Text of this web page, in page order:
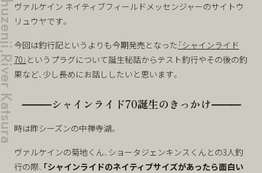
ヴァルケイン ネイティブフィールドメッセンジャーのサイトウ
リュウヤです。
今回は釣行記というよりも今期発売となった「シャインライド
70」 というプラグについて誕生秘話からテスト釣行やその後の釣
果など、少し長めにお話ししたいと思います。
⸻シャインライド70誕生のきっかけ⸻
時は昨シーズンの中禅寺湖。
ヴァルケインの菊地くん、ショータジェンキンスくんとの3人釣
行の際、 「シャインライドのネイティブサイズがあったら面白い